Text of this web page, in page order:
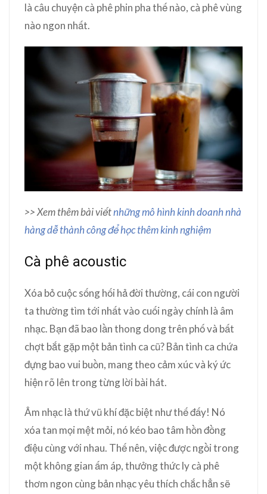
là câu chuyện cà phê phin pha thế nào, cà phê vùng
nào ngon nhất.
>> Xem thêm bài viếtnhững mô hình kinh doanh nhà
hàng dễ thành công để học thêm kinh nghiệm
Cà phê acoustic
Xóa bỏ cuộc sống hối hả đời thường, cái con người
ta thường tìm tới nhất vào cuối ngày chính là âm
nhạc. Bạn đã bao lần thong dong trên phố và bất
chợt bắt gặp một bản tình ca cũ? Bản tình ca chứa
đựng bao vui buồn, mang theo cảm xúc và ký ức
hiện rõ lên trong từng lời bài hát.
Âm nhạc là thứ vũ khí đặc biệt như thế đấy! Nó
xóa tan mọi mệt mỏi, nó kéo bao tâm hồn đồng
điệu cùng với nhau. Thế nên, việc được ngồi trong
một không gian ấm áp, thưởng thức ly cà phê
thơm ngon cùng bản nhạc yêu thích chắc hẳn sẽ